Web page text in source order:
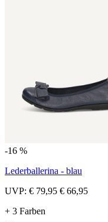
-16 %
Lederballerina - blau
UVP: € 79,95 € 66,95
+ 3 Farben